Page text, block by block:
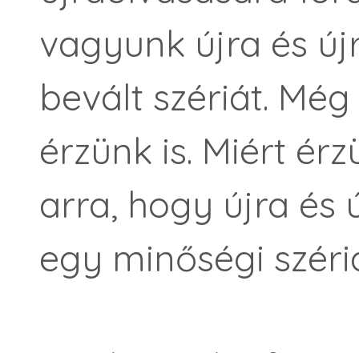
vagyunk újra és
bevált szériát.
érzünk is. Miért
arra, hogy újra és
egy minőségi